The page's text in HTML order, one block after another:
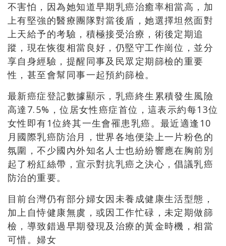
不害怕，因為她知道早期乳癌治癒率相當高，加
上有堅強的醫療團隊對當後盾，她選擇坦然面對
上天給予的考驗，積極接受治療，術後定期追
蹤，現在恢復相當良好，仍堅守工作崗位，並分
享自身經驗，提醒同事及民眾定期篩檢的重要
性，甚至會幫同事一起預約篩檢。
最新癌症登記數據顯示，乳癌終生累積發生風險
高達7.5%，位居女性癌症首位，這表示約每13位
女性即有1位終其一生會罹患乳癌。最近適逢10
月國際乳癌防治月，世界各地便染上一片粉色的
氛圍，不少國內外知名人士也紛紛響應在胸前別
起了粉紅絲帶，宣示對抗乳癌之決心，倡議乳癌
防治的重要。
目前台灣仍有部分婦女因未養成健康生活型態，
加上自恃健康無虞，或因工作忙碌，未定期做篩
檢，導致錯過早期發現及治療的黃金時機，相當
可惜。婦女